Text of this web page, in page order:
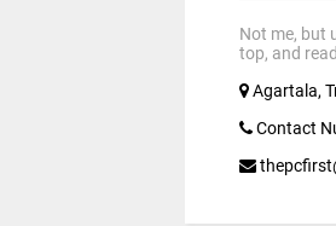
Not me, but
top, and
Agartala,
Contact